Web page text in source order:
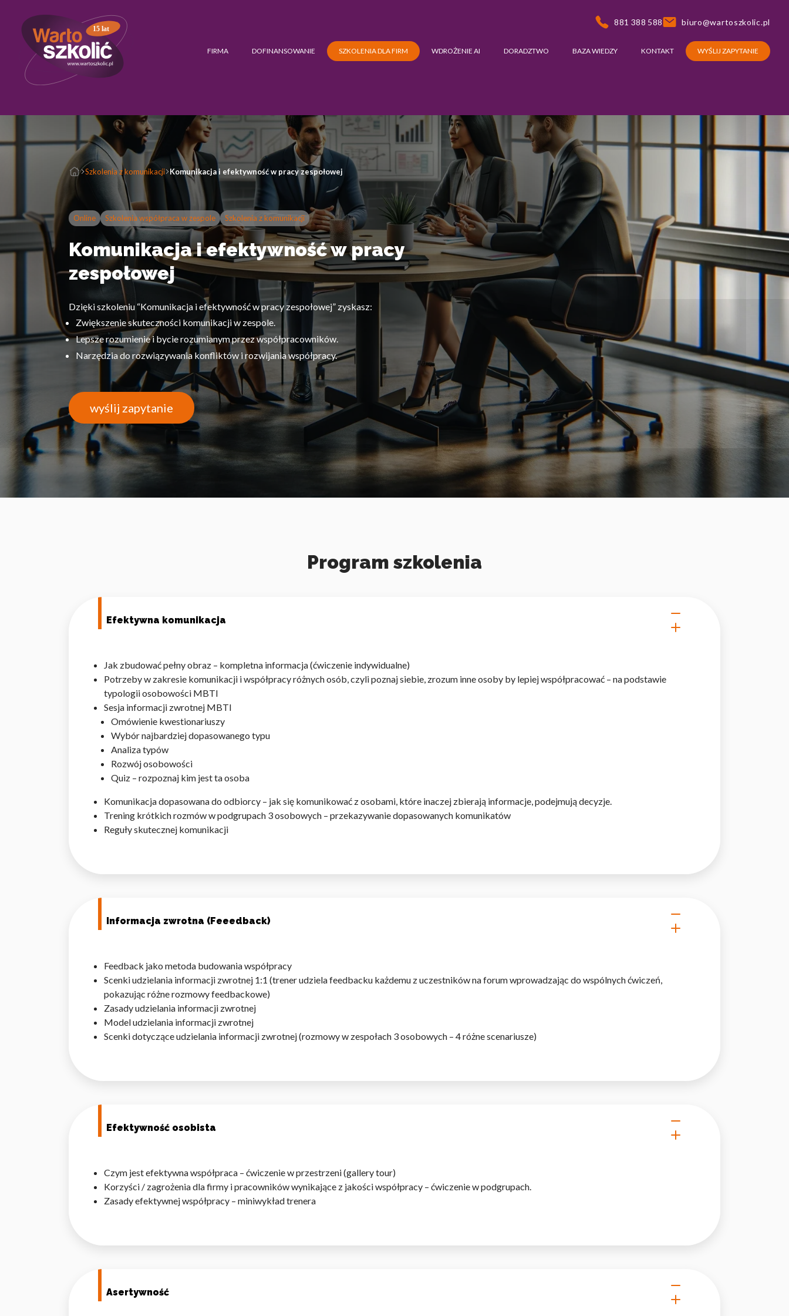
15 lat
881 388 588 biuro@wartoszkolic.pl
FIRMA DOFINANSOWANIE SZKOLENIA DLA FIRM WDROŻENIE AI DORADZTWO BAZA WIEDZY KONTAKT WYŚLIJ ZAPYTANIE
Szkolenia z komunikacji Komunikacja i efektywność w pracy zespołowej
Online Szkolenia współpraca w zespole Szkolenia z komunikacji
Komunikacja i efektywność w pracy
zespołowej
Dzięki szkoleniu “Komunikacja i efektywność w pracy zespołowej” zyskasz:
Zwiększenie skuteczności komunikacji w zespole.
Lepsze rozumienie i bycie rozumianym przez współpracowników.
Narzędzia do rozwiązywania konfliktów i rozwijania współpracy.
wyślij zapytanie
Program szkolenia
Efektywna komunikacja
Jak zbudować pełny obraz – kompletna informacja (ćwiczenie indywidualne)
Potrzeby w zakresie komunikacji i współpracy różnych osób, czyli poznaj siebie, zrozum inne osoby by lepiej współpracować – na podstawie
typologii osobowości MBTI
Sesja informacji zwrotnej MBTI
Omówienie kwestionariuszy
Wybór najbardziej dopasowanego typu
Analiza typów
Rozwój osobowości
Quiz – rozpoznaj kim jest ta osoba
Komunikacja dopasowana do odbiorcy – jak się komunikować z osobami, które inaczej zbierają informacje, podejmują decyzje.
Trening krótkich rozmów w podgrupach 3 osobowych – przekazywanie dopasowanych komunikatów
Reguły skutecznej komunikacji
Informacja zwrotna (Feeedback)
Feedback jako metoda budowania współpracy
Scenki udzielania informacji zwrotnej 1:1 (trener udziela feedbacku każdemu z uczestników na forum wprowadzając do wspólnych ćwiczeń,
pokazując różne rozmowy feedbackowe)
Zasady udzielania informacji zwrotnej
Model udzielania informacji zwrotnej
Scenki dotyczące udzielania informacji zwrotnej (rozmowy w zespołach 3 osobowych – 4 różne scenariusze)
Efektywność osobista
Czym jest efektywna współpraca – ćwiczenie w przestrzeni (gallery tour)
Korzyści / zagrożenia dla firmy i pracowników wynikające z jakości współpracy – ćwiczenie w podgrupach.
Zasady efektywnej współpracy – miniwykład trenera
Asertywność
Wykorzystujemy pliki cookie do spersonalizowania treści i reklam, aby oferować funkcje społecznościowe i analizować ruch w
Niezbędne
np. preferowany język lub region, w którym znajduje się użytkownik.